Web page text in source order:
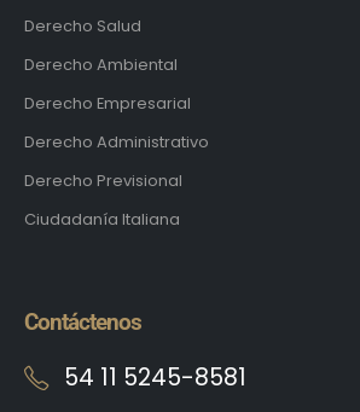
Derecho Salud
Derecho Ambiental
Derecho Empresarial
Derecho Administrativo
Derecho Previsional
Ciudadanía Italiana
Contáctenos
54 11 5245-8581